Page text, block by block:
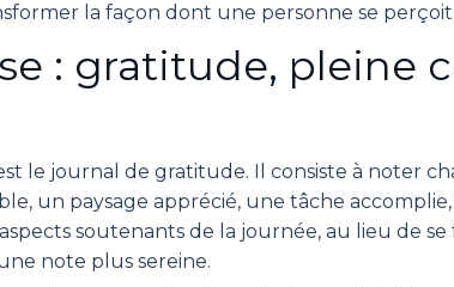
la façon dont une personne se perçoit
: gratitude, pleine
le journal de gratitude. Il consiste à noter
un paysage apprécié, une tâche
soutenants de la journée, au lieu de
note plus sereine.